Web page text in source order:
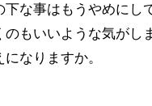
下な事はもうやめにし
のもいいような気がし
なりますか。